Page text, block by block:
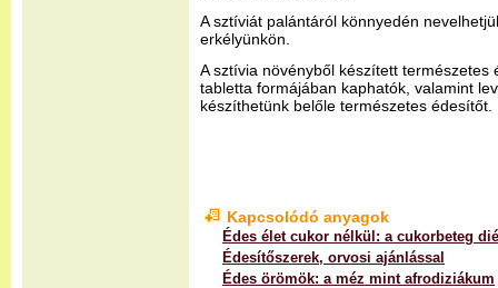
A sztíviát palántáról könnyedén
erkélyünkön.
A sztívia növényből készített természetes
tabletta formájában kaphatók, valamint
készíthetünk belőle természetes édesítőt.
Kapcsolódó anyagok
Édes élet cukor nélkül: a cukorbeteg
Édesítőszerek, orvosi ajánlással
Édes örömök: a méz mint afrodiziákum